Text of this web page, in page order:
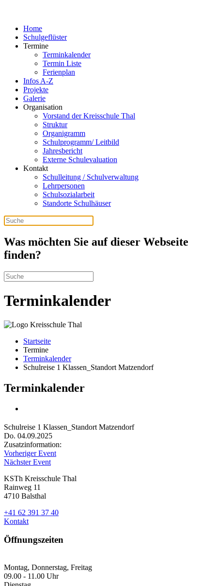
Home
Schulgeflüster
Termine
Terminkalender
Termin Liste
Ferienplan
Infos A-Z
Projekte
Galerie
Organisation
Vorstand der Kreisschule Thal
Struktur
Organigramm
Schulprogramm/ Leitbild
Jahresbericht
Externe Schulevaluation
Kontakt
Schulleitung / Schulverwaltung
Lehrpersonen
Schulsozialarbeit
Standorte Schulhäuser
Was möchten Sie auf dieser Webseite
finden?
Terminkalender
Startseite
Termine
Terminkalender
Schulreise 1 Klassen_Standort Matzendorf
Terminkalender
Schulreise 1 Klassen_Standort Matzendorf
Do. 04.09.2025
Zusatzinformation:
Vorheriger Event
Nächster Event
KSTh Kreisschule Thal
Rainweg 11
4710 Balsthal
+41 62 391 37 40
Kontakt
Öffnungszeiten
Montag, Donnerstag, Freitag
09.00 - 11.00 Uhr